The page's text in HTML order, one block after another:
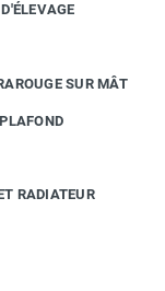
SUR MÂT
RADIATEUR